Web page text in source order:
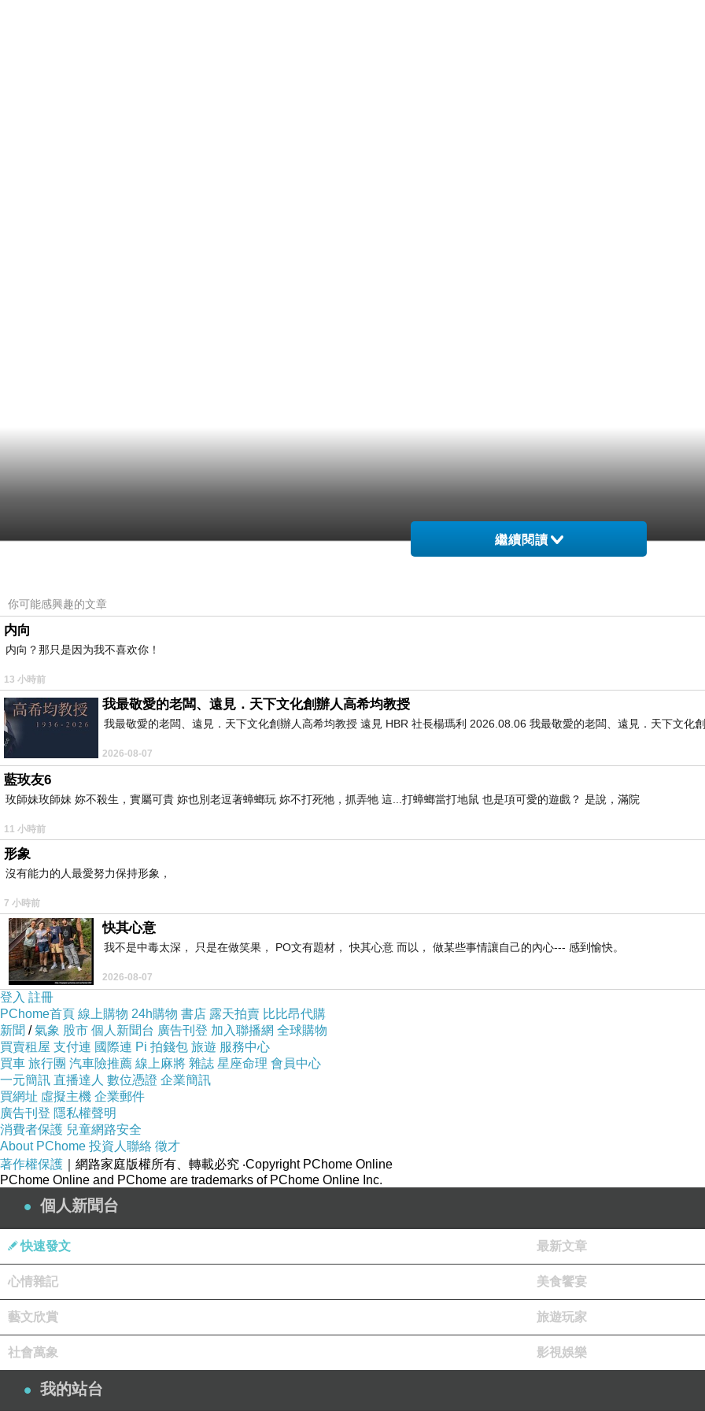
繼續閱讀
你可能感興趣的文章
内向
内向？那只是因为我不喜欢你！
13 小時前
我最敬愛的老闆、遠見．天下文化創辦人高希均教授
我最敬愛的老闆、遠見．天下文化創辦人高希均教授 遠見 HBR 社長楊瑪利 2026.08.06 我最敬愛的老闆、遠見．天下文化
2026-08-07
藍玫友6
玫師妹玫師妹 妳不殺生，實屬可貴 妳也別老逗著蟑螂玩 妳不打死牠，抓弄牠 這...打蟑螂當打地鼠 也是項可愛的遊戲？ 是說，滿院
11 小時前
形象
沒有能力的人最愛努力保持形象，
7 小時前
快其心意
我不是中毒太深， 只是在做笑果， PO文有題材， 快其心意 而以， 做某些事情讓自己的內心--- 感到愉快。
2026-08-07
登入 註冊
PChome首頁 線上購物 24h購物 書店 露天拍賣 比比昂代購
新聞 /氣象 股市 個人新聞台 廣告刊登 加入聯播網 全球購物
買賣租屋 支付連 國際連 Pi 拍錢包 旅遊 服務中心
買車 旅行團 汽車險推薦 線上麻將 雜誌 星座命理 會員中心
一元簡訊 直播達人 數位憑證 企業簡訊
買網址 虛擬主機 企業郵件
廣告刊登 隱私權聲明
消費者保護 兒童網路安全
About PChome 投資人聯絡 徵才
著作權保護 ｜網路家庭版權所有、轉載必究 ‧Copyright PChome Online
PChome Online and PChome are trademarks of PChome Online Inc.
個人新聞台
快速發文 最新文章
心情雜記 美食饗宴
藝文欣賞 旅遊玩家
社會萬象 影視娛樂
我的站台